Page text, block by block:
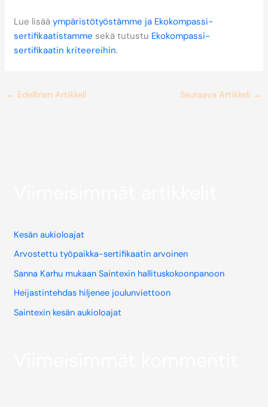
Lue lisääympäristötyöstämme ja Ekokompassi-
sertifikaatistamme sekä tutustu Ekokompassi-
sertifikaatin kriteereihin.
← Edellinen Artikkeli Seuraava Artikkeli →
Kesän aukioloajat
Arvostettu työpaikka-sertifikaatin arvoinen
Sanna Karhu mukaan Saintexin hallituskokoonpanoon
Heijastintehdas hiljenee joulunviettoon
Saintexin kesän aukioloajat